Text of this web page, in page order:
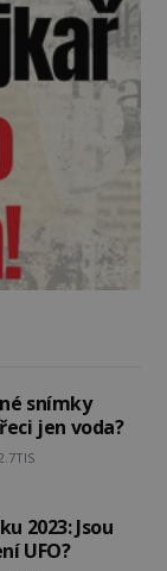
snímky
jen voda?
2023: Jsou
UFO?